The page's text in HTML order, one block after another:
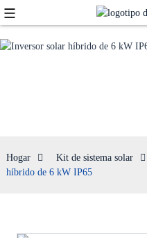
Hogar Kit de sistema solar
híbrido de 6 kW IP65